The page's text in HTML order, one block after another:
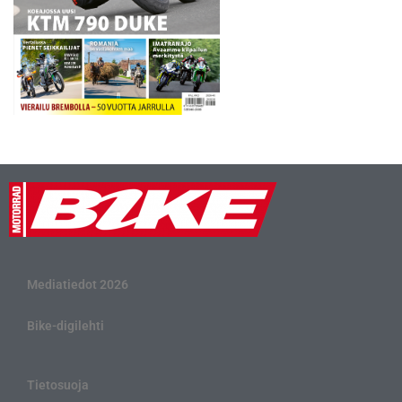
Mediatiedot 2026
Bike-digilehti
Tietosuoja